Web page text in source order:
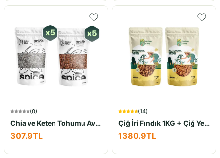
(0)
Chia ve Keten Tohumu Avantaj Seti 10x100Gr
307.9TL
(14)
Çiğ İri Fındık 1KG + Çiğ Yerli Badem 1KG
1380.9TL